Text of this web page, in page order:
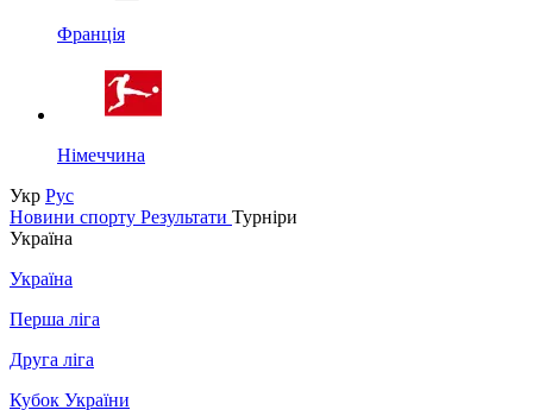
Франція
Німеччина
Укр Рус
Новини спорту Результати Турніри
Україна
Україна
Перша ліга
Друга ліга
Кубок України